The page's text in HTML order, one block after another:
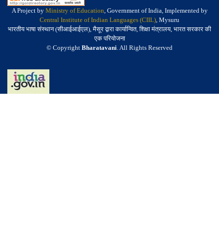
A Project by Ministry of Education, Government of India, Implemented by
Central Institute of Indian Languages (CIIL), Mysuru
भारतीय भाषा संस्थान (सीआईआईएल), मैसूर द्वारा कार्यान्वित, शिक्षा मंत्रालय, भारत सरकार की
एक परियोजना
© Copyright Bharatavani. All Rights Reserved